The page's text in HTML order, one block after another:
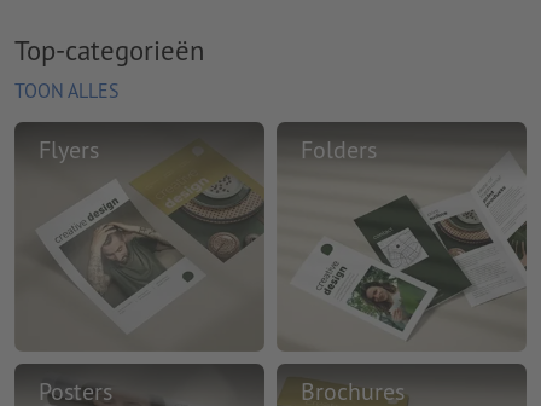
Top-categorieën
TOON ALLES
Flyers Folders
Posters Brochures